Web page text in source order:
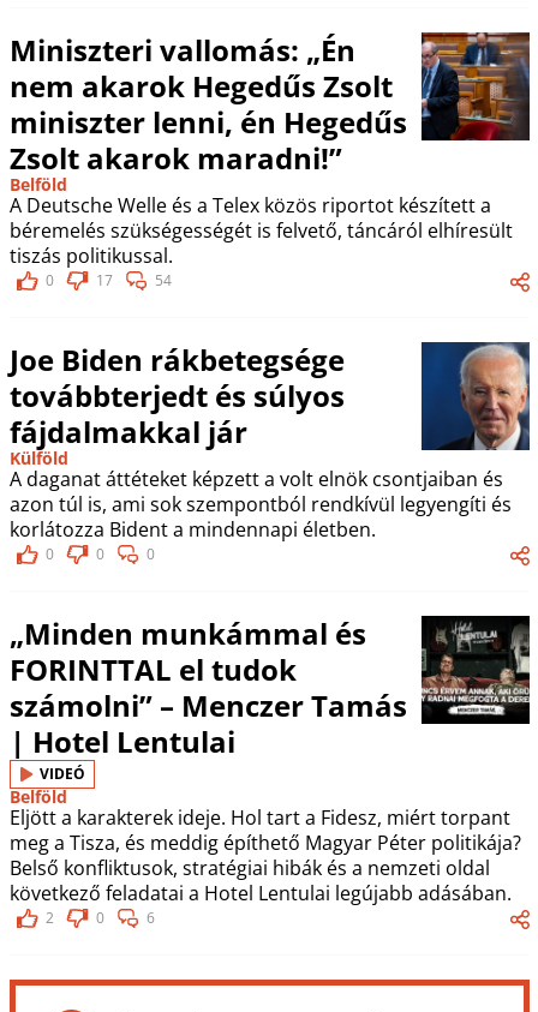
Miniszteri vallomás: „Én
nem akarok Hegedűs Zsolt
miniszter lenni, én Hegedűs
Zsolt akarok maradni!”
Belföld
A Deutsche Welle és a Telex közös riportot készített a
béremelés szükségességét is felvető, táncáról elhíresült
tiszás politikussal.
0 17 54
Joe Biden rákbetegsége
továbbterjedt és súlyos
fájdalmakkal jár
Külföld
A daganat áttéteket képzett a volt elnök csontjaiban és
azon túl is, ami sok szempontból rendkívül legyengíti és
korlátozza Bident a mindennapi életben.
0 0 0
„Minden munkámmal és
FORINTTAL el tudok
számolni” – Menczer Tamás
| Hotel Lentulai
VIDEÓ
Belföld
Eljött a karakterek ideje. Hol tart a Fidesz, miért torpant
meg a Tisza, és meddig építhető Magyar Péter politikája?
Belső konfliktusok, stratégiai hibák és a nemzeti oldal
következő feladatai a Hotel Lentulai legújabb adásában.
2 0 6